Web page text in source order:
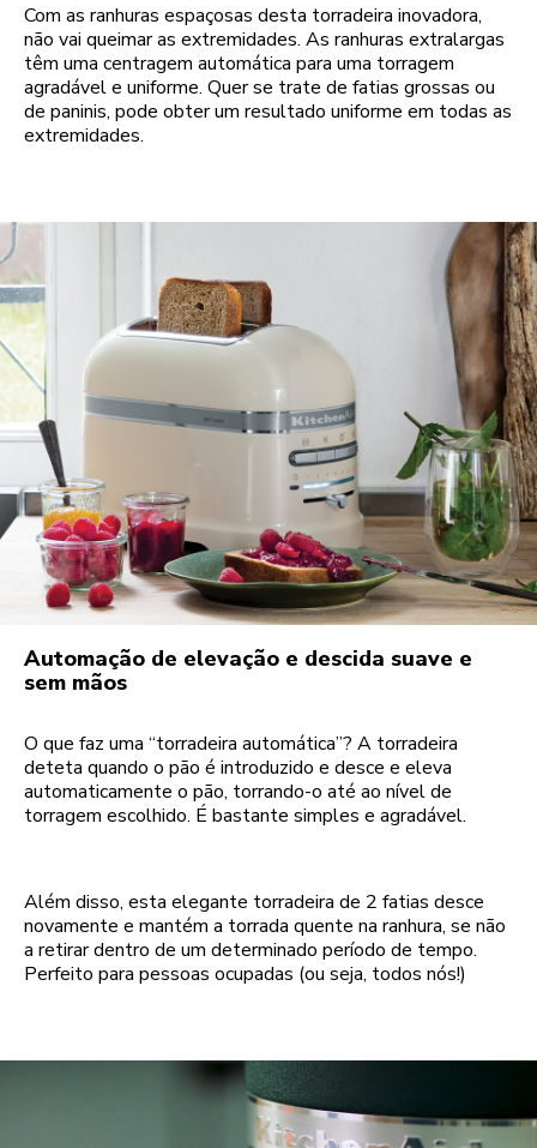
Com as ranhuras espaçosas desta torradeira inovadora,
não vai queimar as extremidades. As ranhuras extralargas
têm uma centragem automática para uma torragem
agradável e uniforme. Quer se trate de fatias grossas ou
de paninis, pode obter um resultado uniforme em todas as
extremidades.
Automação de elevação e descida suave e
sem mãos
O que faz uma “torradeira automática”? A torradeira
deteta quando o pão é introduzido e desce e eleva
automaticamente o pão, torrando-o até ao nível de
torragem escolhido. É bastante simples e agradável.
Além disso, esta elegante torradeira de 2 fatias desce
novamente e mantém a torrada quente na ranhura, se não
a retirar dentro de um determinado período de tempo.
Perfeito para pessoas ocupadas (ou seja, todos nós!)